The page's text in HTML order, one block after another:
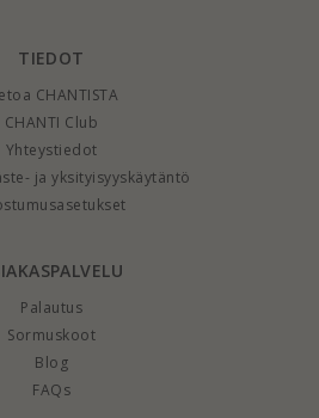
TIEDOT
CHANTISTA
CHANTI Club
Yhteystiedot
ja yksityisyyskäytäntö
Palautus
Sormuskoot
Blog
FAQs